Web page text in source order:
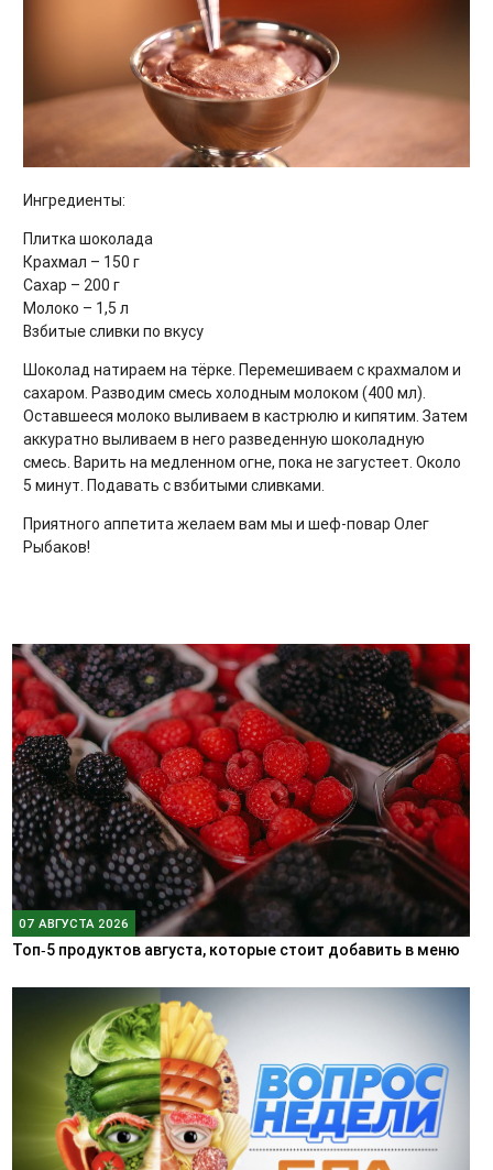
Ингредиенты:
Плитка шоколада
Крахмал – 150 г
Сахар – 200 г
Молоко – 1,5 л
Взбитые сливки по вкусу
Шоколад натираем на тёрке. Перемешиваем с крахмалом и
сахаром. Разводим смесь холодным молоком (400 мл).
Оставшееся молоко выливаем в кастрюлю и кипятим. Затем
аккуратно выливаем в него разведенную шоколадную
смесь. Варить на медленном огне, пока не загустеет. Около
5 минут. Подавать с взбитыми сливками.
Приятного аппетита желаем вам мы и шеф-повар Олег
Рыбаков!
07 АВГУСТА 2026
Топ‑5 продуктов августа, которые стоит добавить в меню